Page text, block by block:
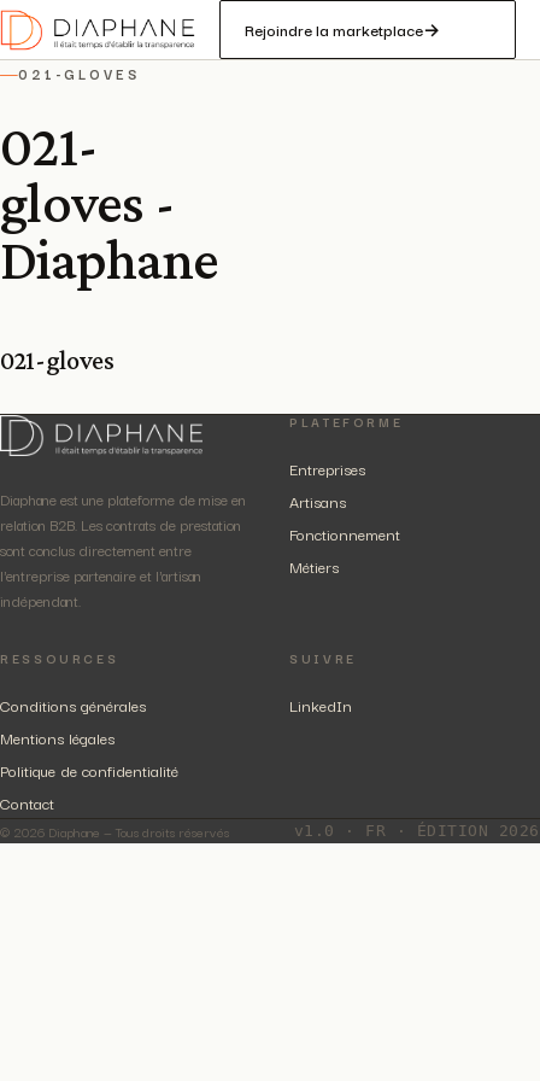
Rejoindre la marketplace→
—021-GLOVES
021-
gloves -
Diaphane
021-gloves
Diaphane est une plateforme de mise en
relation B2B. Les contrats de prestation
sont conclus directement entre
l'entreprise partenaire et l'artisan
indépendant.
PLATEFORME
Entreprises
Artisans
Fonctionnement
Métiers
RESSOURCES
Conditions générales
Mentions légales
Politique de confidentialité
Contact
SUIVRE
LinkedIn
© 2026 Diaphane — Tous droits réservés v1.0 · FR · ÉDITION 2026